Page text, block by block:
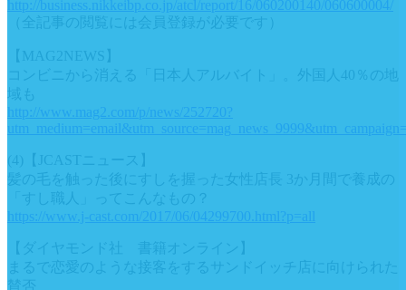
http://business.nikkeibp.co.jp/atcl/report/16/060200140/060600004/
（全記事の閲覧には会員登録が必要です）
【MAG2NEWS】
コンビニから消える「日本人アルバイト」。外国人40％の地
域も
http://www.mag2.com/p/news/252720?
(4)【JCASTニュース】
髪の毛を触った後にすしを握った女性店長 3か月間で養成の
「すし職人」ってこんなもの？
https://www.j-cast.com/2017/06/04299700.html?p=all
【ダイヤモンド社 書籍オンライン】
まるで恋愛のような接客をするサンドイッチ店に向けられた
賛否